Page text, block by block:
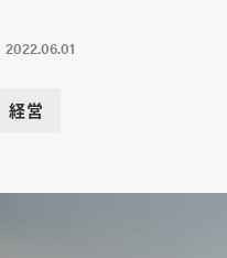
2022.06.01
経営